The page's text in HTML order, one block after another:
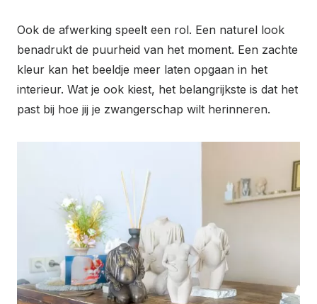
Ook de afwerking speelt een rol. Een naturel look
benadrukt de puurheid van het moment. Een zachte
kleur kan het beeldje meer laten opgaan in het
interieur. Wat je ook kiest, het belangrijkste is dat het
past bij hoe jij je zwangerschap wilt herinneren.